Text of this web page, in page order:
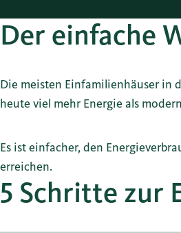
Der einfache
Die meisten Einfamilienhäuser in
heute viel mehr Energie als
Es ist einfacher, den
erreichen.
5 Schritte zur